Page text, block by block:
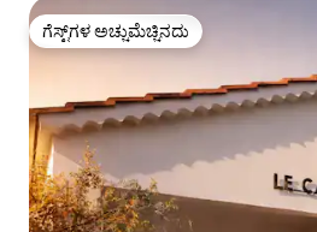
ಗೆಸ್ಟ್‌ಗಳ ಅಚ್ಚುಮೆಚ್ಚಿನದು
ಗೆಸ್ಟ್‌ಗಳ ಅಚ್ಚುಮೆಚ್ಚಿನದು